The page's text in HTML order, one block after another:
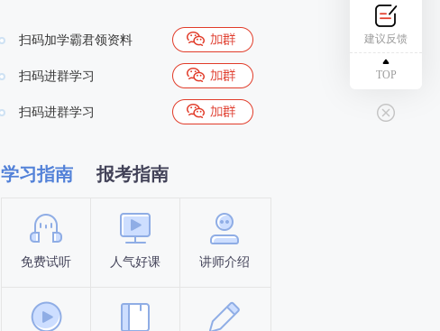
扫码加学霸君领资料
扫码进群学习
扫码进群学习
学习指南 报考指南
免费试听 人气好课 讲师介绍
建议反馈
TOP